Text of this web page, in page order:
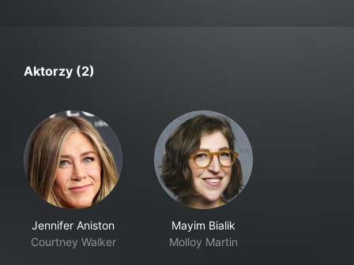
Aktorzy (2)
Jennifer Aniston
Courtney Walker
Mayim Bialik
Molloy Martin